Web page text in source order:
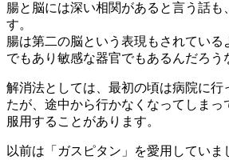
腸と脳には深い相関があると言う話も
す。
腸は第二の脳という表現もされている
でもあり敏感な器官でもあるんだろう
解消法としては、最初の頃は病院に行
たが、途中から行かなくなってしまっ
服用することがあります。
以前は「ガスピタン」を愛用していま